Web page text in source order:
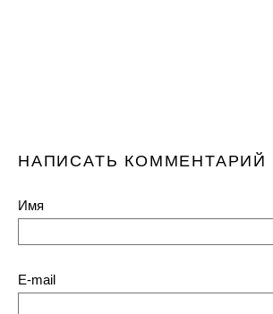
НАПИСАТЬ КОММЕНТАРИЙ
Имя
E-mail